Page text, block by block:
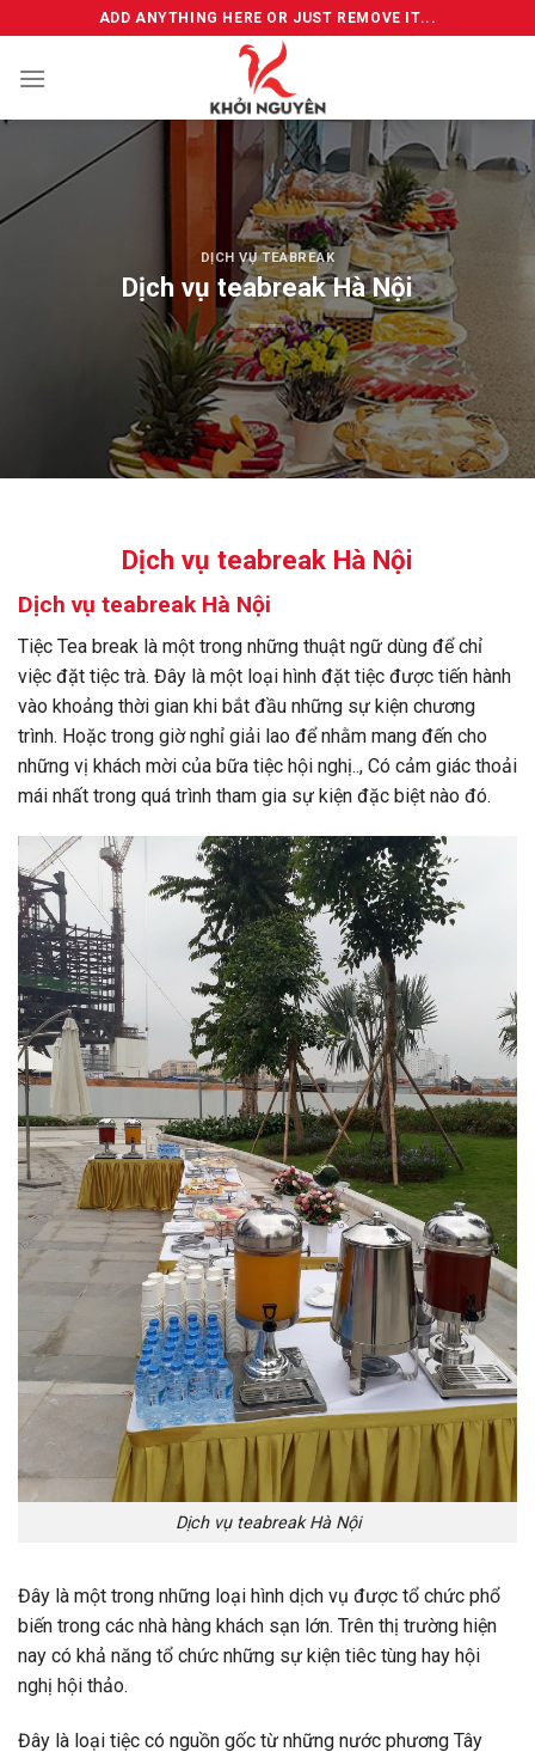
to
content
ADD ANYTHING HERE OR JUST REMOVE IT...
DỊCH VỤ TEABREAK
Dịch vụ teabreak Hà Nội
Dịch vụ teabreak Hà Nội
Dịch vụ teabreak Hà Nội
Tiệc Tea break là một trong những thuật ngữ dùng để chỉ
việc đặt tiệc trà. Đây là một loại hình đặt tiệc được tiến hành
vào khoảng thời gian khi bắt đầu những sự kiện chương
trình. Hoặc trong giờ nghỉ giải lao để nhằm mang đến cho
những vị khách mời của bữa tiệc hội nghị.., Có cảm giác thoải
mái nhất trong quá trình tham gia sự kiện đặc biệt nào đó.
Dịch vụ teabreak Hà Nội
Đây là một trong những loại hình dịch vụ được tổ chức phổ
biến trong các nhà hàng khách sạn lớn. Trên thị trường hiện
nay có khả năng tổ chức những sự kiện tiêc tùng hay hội
nghị hội thảo.
Đây là loại tiệc có nguồn gốc từ những nước phương Tây